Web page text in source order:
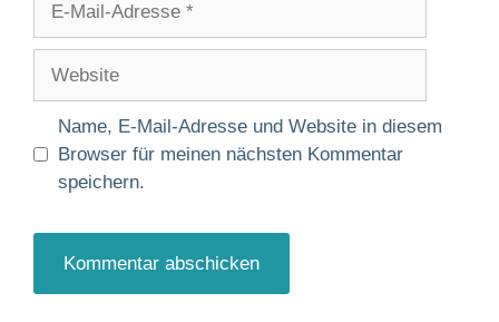
Adresse
Name, E-Mail-Adresse und Website in diesem
Browser für meinen nächsten Kommentar
speichern.